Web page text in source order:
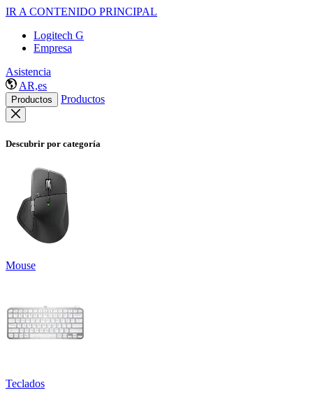
IR A CONTENIDO PRINCIPAL
Logitech G
Empresa
Asistencia
AR,es
Productos Productos
Descubrir por categoría
Mouse
Teclados